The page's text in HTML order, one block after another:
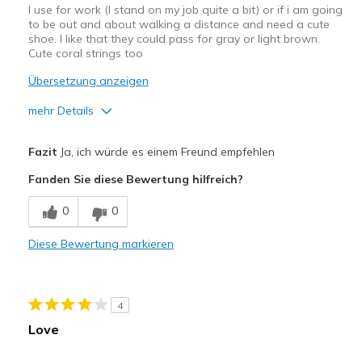
I use for work (I stand on my job quite a bit) or if i am going
to be out and about walking a distance and need a cute
shoe. I like that they could pass for gray or light brown.
Cute coral strings too
Übersetzung anzeigen
mehr Details
Breathe Well
Comfortable
light weight-easily fit in a travel shoe bag
Fazit Ja, ich würde es einem Freund empfehlen
Fanden Sie diese Bewertung hilfreich?
0 0
Diese Bewertung markieren
4
Love